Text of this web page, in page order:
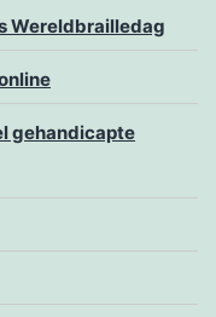
Wereldbrailledag
gehandicapte